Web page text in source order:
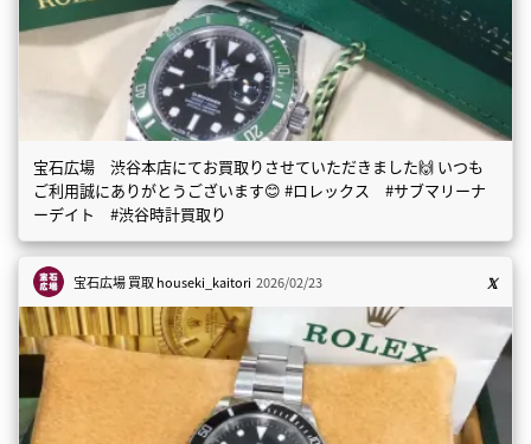
宝石広場 渋谷本店にてお買取りさせていただきました🙌 いつも
ご利用誠にありがとうございます😊 #ロレックス #サブマリーナ
ーデイト #渋谷時計買取り
宝石広場 買取houseki_kaitori 2026/02/23